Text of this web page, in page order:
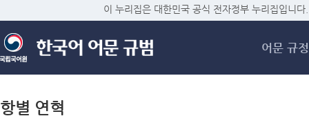
메
이 누리집은 대한민국 공식 전자정부 누리집입니다.
어문 규정
항별 연혁